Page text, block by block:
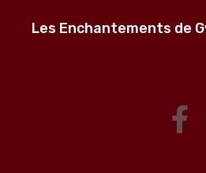
Les Enchantements de